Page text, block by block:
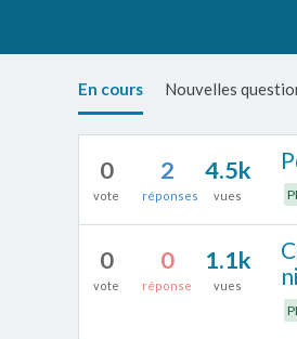
En cours Nouvelles
0
vote
2
réponses
4.5k
vues
0
vote
0
réponse
1.1k
vues